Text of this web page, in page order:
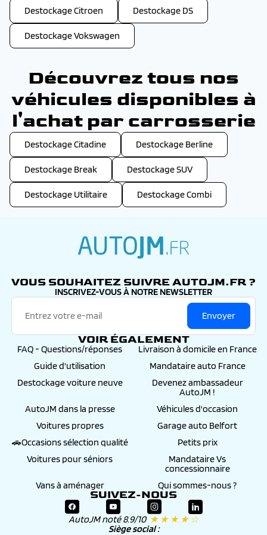
Destockage Citroen Destockage DS
Destockage Vokswagen
Découvrez tous nos
véhicules disponibles à
l'achat par carrosserie
Destockage Citadine Destockage Berline
Destockage Break Destockage SUV
Destockage Utilitaire Destockage Combi
VOUS SOUHAITEZ SUIVRE AUTOJM.FR ?
INSCRIVEZ-VOUS À NOTRE NEWSLETTER
Envoyer
VOIR ÉGALEMENT
FAQ - Questions/réponses
Livraison à domicile en France
Guide d'utilisation
Mandataire auto France
Destockage voiture neuve
Devenez ambassadeur
AutoJM !
AutoJM dans la presse
Véhicules d'occasion
Voitures propres
Garage auto Belfort
🚗Occasions sélection qualité
Petits prix
Voitures pour séniors
Mandataire Vs
concessionnaire
Vans à aménager
Qui sommes-nous ?
SUIVEZ-NOUS
AutoJM noté 8.9/10 ★ ★ ★ ★ ☆
Siège social :